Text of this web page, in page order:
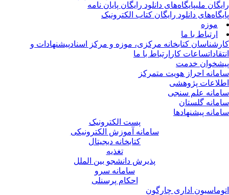
ملیپایگاه‌های دانلود رایگان پایان نامه
دانلود رایگان کتاب الکترونیک
موزه
ارتباط با ما
کتابخانه مرکزی، موزه و مرکز اسنادپیشنهادات و
ساعات کارارتباط با ما
خدمت
احراز هویت متمرکز
پژوهشی
علم سنجی
گلستان
پیشنهادها
پست الکترونیک
سامانه آموزش الکترونیکی
کتابخانه دیجیتال
تغذیه
پذیرش دانشجو بین الملل
سامانه سرو
احکام پرسنلی
اداری چارگون